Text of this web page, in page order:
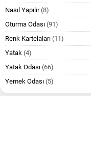
Nasıl Yapılır(8)
Oturma Odası (91)
Renk Kartelaları (11)
Yatak (4)
Yatak Odası (66)
Yemek Odası (5)